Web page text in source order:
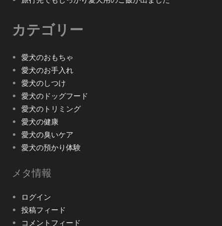
カテゴリー
愛犬のおもちゃ
愛犬のお手入れ
愛犬のしつけ
愛犬のドッグフード
愛犬のトリミング
愛犬の健康
愛犬の臭いケア
愛犬の預かり体験
メタ情報
ログイン
投稿フィード
コメントフィード